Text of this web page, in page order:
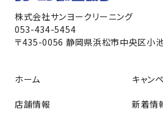
株式会社サンヨークリーニング
053-434-5454
〒435-0056 静岡県浜松市中央区小
ホーム
店舗情報
キャン
新着情